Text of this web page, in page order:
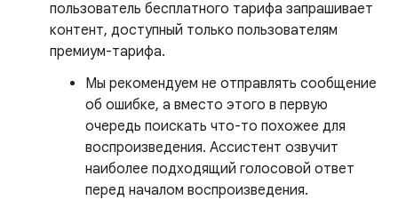
пользователь бесплатного тарифа запрашивает
контент, доступный только пользователям
премиум-тарифа.
Мы рекомендуем не отправлять сообщение
об ошибке, а вместо этого в первую
очередь поискать что-то похожее для
воспроизведения. Ассистент озвучит
наиболее подходящий голосовой ответ
перед началом воспроизведения.